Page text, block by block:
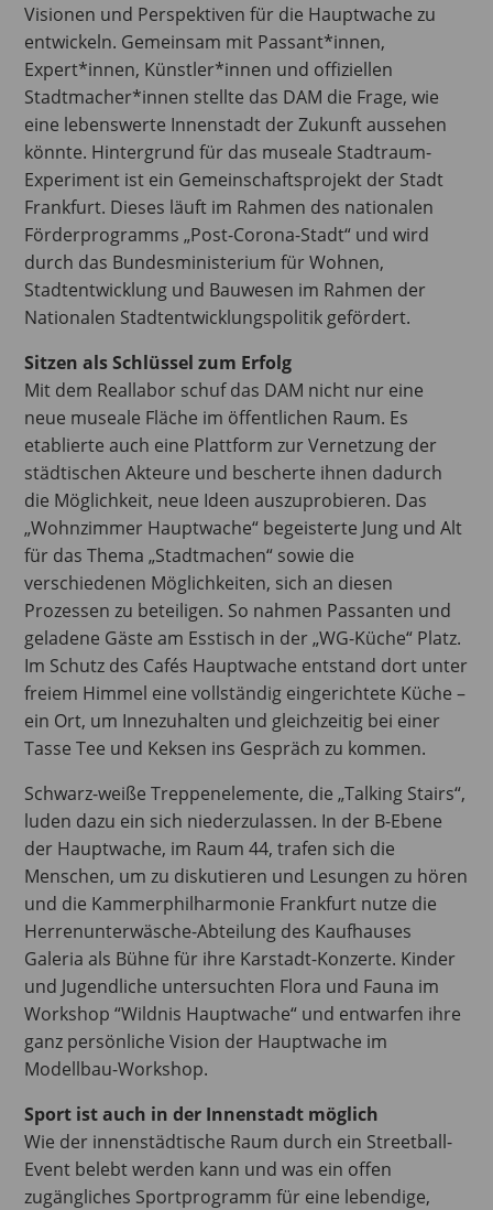
Visionen und Perspektiven für die Hauptwache zu
entwickeln. Gemeinsam mit Passant*innen,
Expert*innen, Künstler*innen und offiziellen
Stadtmacher*innen stellte das DAM die Frage, wie
eine lebenswerte Innenstadt der Zukunft aussehen
könnte. Hintergrund für das museale Stadtraum-
Experiment ist ein Gemeinschaftsprojekt der Stadt
Frankfurt. Dieses läuft im Rahmen des nationalen
Förderprogramms „Post-Corona-Stadt“ und wird
durch das Bundesministerium für Wohnen,
Stadtentwicklung und Bauwesen im Rahmen der
Nationalen Stadtentwicklungspolitik gefördert.
Sitzen als Schlüssel zum Erfolg
Mit dem Reallabor schuf das DAM nicht nur eine
neue museale Fläche im öffentlichen Raum. Es
etablierte auch eine Plattform zur Vernetzung der
städtischen Akteure und bescherte ihnen dadurch
die Möglichkeit, neue Ideen auszuprobieren. Das
„Wohnzimmer Hauptwache“ begeisterte Jung und Alt
für das Thema „Stadtmachen“ sowie die
verschiedenen Möglichkeiten, sich an diesen
Prozessen zu beteiligen. So nahmen Passanten und
geladene Gäste am Esstisch in der „WG-Küche“ Platz.
Im Schutz des Cafés Hauptwache entstand dort unter
freiem Himmel eine vollständig eingerichtete Küche –
ein Ort, um Innezuhalten und gleichzeitig bei einer
Tasse Tee und Keksen ins Gespräch zu kommen.
Schwarz-weiße Treppenelemente, die „Talking Stairs“,
luden dazu ein sich niederzulassen. In der B-Ebene
der Hauptwache, im Raum 44, trafen sich die
Menschen, um zu diskutieren und Lesungen zu hören
und die Kammerphilharmonie Frankfurt nutze die
Herrenunterwäsche-Abteilung des Kaufhauses
Galeria als Bühne für ihre Karstadt-Konzerte. Kinder
und Jugendliche untersuchten Flora und Fauna im
Workshop “Wildnis Hauptwache“ und entwarfen ihre
ganz persönliche Vision der Hauptwache im
Modellbau-Workshop.
Sport ist auch in der Innenstadt möglich
Wie der innenstädtische Raum durch ein Streetball-
Event belebt werden kann und was ein offen
zugängliches Sportprogramm für eine lebendige,